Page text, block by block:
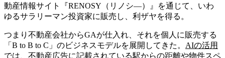
動産情報サイト『RENOSY（リノシ―）』を通じて、いわ
ゆるサラリーマン投資家に販売し、利ザヤを得る。
つまり不動産会社からGAが仕入れ、それを個人に販売する
「B to B to C」のビジネスモデルを展開してきた。 AIの活用
では、不動産広告に記載されている駅からの距離や物件スペ